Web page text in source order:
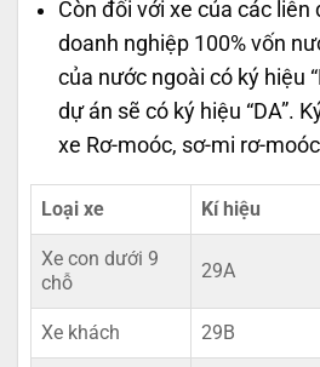
Còn đối với xe của các liên
doanh nghiệp 100% vốn
của nước ngoài có ký hiệu
dự án sẽ có ký hiệu “DA”.
xe Rơ-moóc, sơ-mi rơ-
Loại xe Kí hiệu
Xe con dưới 9
chỗ
29A
Xe khách 29B